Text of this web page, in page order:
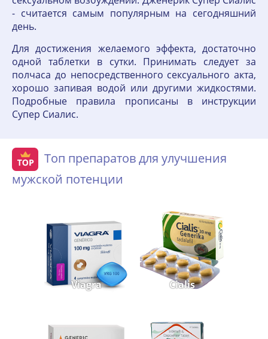
- считается самым популярным на сегодняшний
день.
Для достижения желаемого эффекта, достаточно
одной таблетки в сутки. Принимать следует за
полчаса до непосредственного сексуального акта,
хорошо запивая водой или другими жидкостями.
Подробные правила прописаны в инструкции
Супер Сиалис.
Топ препаратов для улучшения
мужской потенции
Viagra Cialis